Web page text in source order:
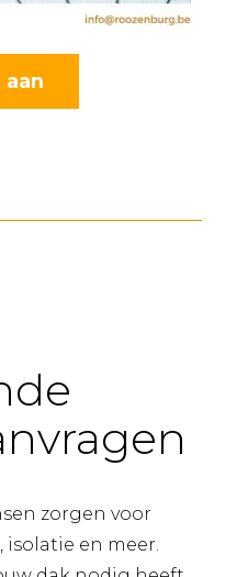
zorgen voor
isolatie en meer.